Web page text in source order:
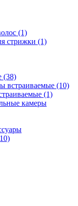
(1)
стрижки (1)
(38)
встраиваемые (10)
(1)
камеры